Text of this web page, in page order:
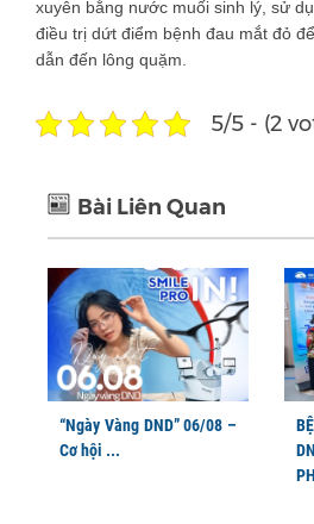
xuyên bằng nước muối sinh lý, sử
điều trị dứt điểm bệnh đau mắt đỏ
dẫn đến lông quặm.
5/5 - (2
Bài Liên Quan
“Ngày Vàng DND” 06/08 –
Cơ hội ...